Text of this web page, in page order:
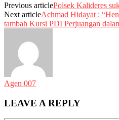
Previous articlePolsek Kalideres
Next articleAchmad Hidayat :
tambah Kursi PDI Perjuangan
Agen 007
LEAVE A REPLY